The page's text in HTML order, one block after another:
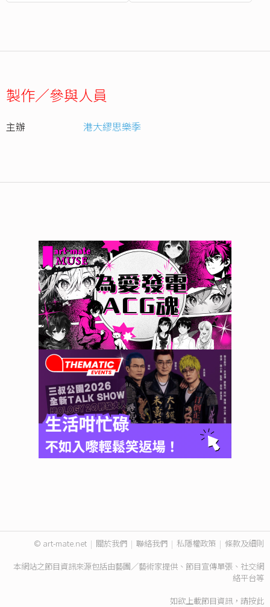
製作／參與人員
主辦 港大繆思樂季
© art-mate.net | 關於我們 | 聯絡我們 | 私隱權政策 | 條款及細則
本網站之節目資訊來源包括由藝團／藝術家提供、節目宣傳單張、社交網
絡平台等
如欲上載節目資訊，請按此